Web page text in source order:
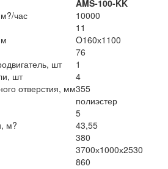
AMS-100-KK
час
10000
11
O160х1100
76
шт
1
шт
4
отверстия, мм355
полиэстер
5
м?
43,55
380
3700х1000х2530
860